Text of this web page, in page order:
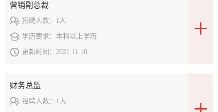
营销副总裁
招聘人数： 1人
学历要求： 本科以上学历
更新时间： 2021.11.10
财务总监
招聘人数： 1人